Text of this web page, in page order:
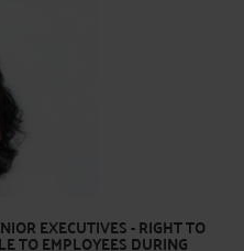
EXECUTIVES - RIGHT TO
TO EMPLOYEES DURING